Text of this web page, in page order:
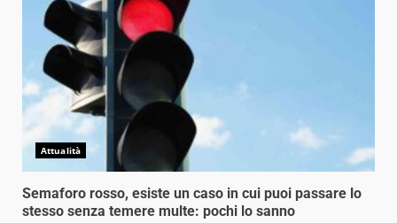
Attualità
Semaforo rosso, esiste un caso in cui puoi passare lo
stesso senza temere multe: pochi lo sanno